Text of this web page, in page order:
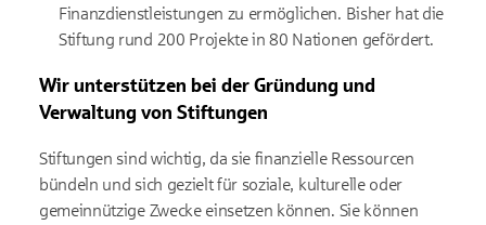
Finanzdienstleistungen zu ermöglichen. Bisher hat die
Stiftung rund 200 Projekte in 80 Nationen gefördert.
Wir unterstützen bei der Gründung und
Verwaltung von Stiftungen
Stiftungen sind wichtig, da sie finanzielle Ressourcen
bündeln und sich gezielt für soziale, kulturelle oder
gemeinnützige Zwecke einsetzen können. Sie können